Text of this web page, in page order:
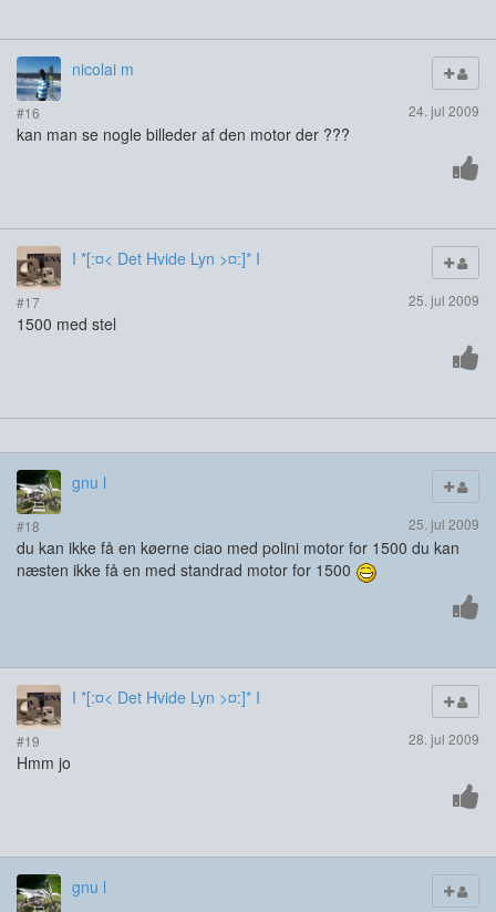
nicolai m
#16 24. jul 2009
kan man se nogle billeder af den motor der ???
I *[:¤< Det Hvide Lyn >¤:]* I
#17 25. jul 2009
1500 med stel
gnu l
#18 25. jul 2009
du kan ikke få en køerne ciao med polini motor for 1500 du kan
næsten ikke få en med standrad motor for 1500
I *[:¤< Det Hvide Lyn >¤:]* I
#19 28. jul 2009
Hmm jo
gnu l